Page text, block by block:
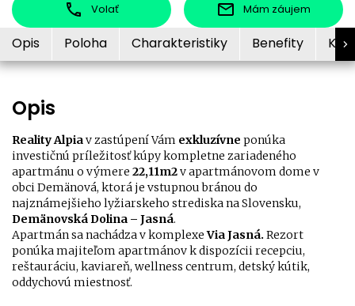
Volať Mám záujem
Opis Poloha Charakteristiky Benefity
Opis
Reality Alpiav zastúpení Vám exkluzívne ponúka
investičnú príležitosť kúpy kompletne zariadeného
apartmánu o výmere 22,11m2v apartmánovom dome v
obci Demänová, ktorá je vstupnou bránou do
najznámejšieho lyžiarskeho strediska na Slovensku,
Demänovská Dolina – Jasná.
Apartmán sa nachádza v komplexeVia Jasná. Rezort
ponúka majiteľom apartmánov k dispozícii recepciu,
reštauráciu, kaviareň, wellness centrum, detský kútik,
oddychovú miestnosť.